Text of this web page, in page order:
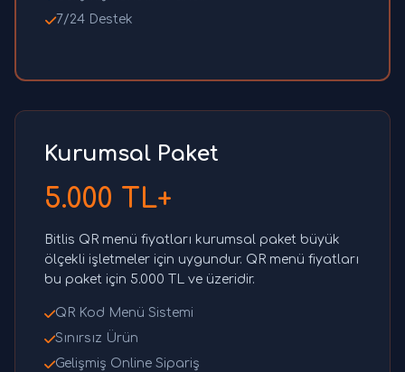
7/24 Destek
Kurumsal Paket
5.000 TL+
Bitlis QR menü fiyatları kurumsal paket büyük
ölçekli işletmeler için uygundur. QR menü fiyatları
bu paket için 5.000 TL ve üzeridir.
QR Kod Menü Sistemi
Sınırsız Ürün
Gelişmiş Online Sipariş